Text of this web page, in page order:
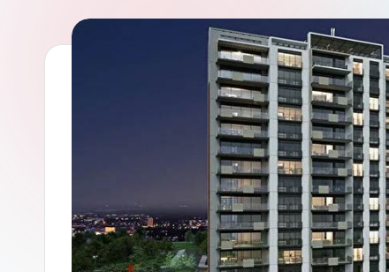
P
Sanayi